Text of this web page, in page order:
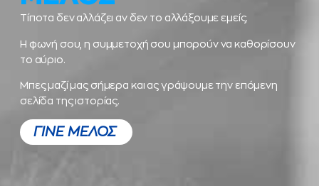
Τίποτα δεν αλλάζει αν δεν το αλλάξουμε εμείς.
Η φωνή σου, η συμμετοχή σου μπορούν να καθορίσουν
το αύριο.
Μπες μαζί μας σήμερα και ας γράψουμε την επόμενη
σελίδα της ιστορίας.
ΓΙΝΕ ΜΕΛΟΣ